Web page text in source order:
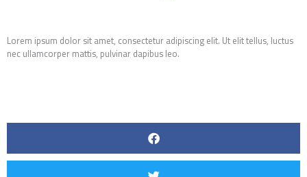
Lorem ipsum dolor sit amet, consectetur adipiscing elit. Ut elit tellus, luctus
nec ullamcorper mattis, pulvinar dapibus leo.